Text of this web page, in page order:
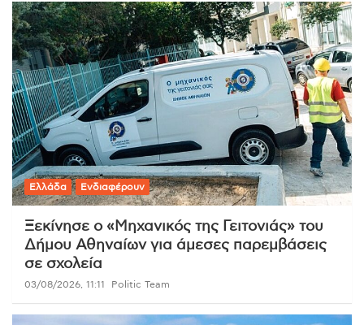
Ελλάδα Ενδιαφέρουν
Ξεκίνησε ο «Μηχανικός της Γειτονιάς» του
Δήμου Αθηναίων για άμεσες παρεμβάσεις
σε σχολεία
03/08/2026, 11:11 Politic Team